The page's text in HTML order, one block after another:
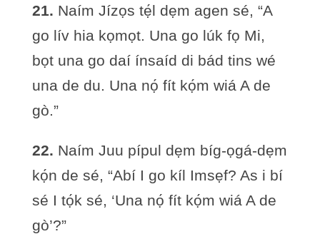
21. Naím Jízọs tẹ́l dẹm agen sé, “A
go lív hia kọmọt. Una go lúk fọ Mi,
bọt una go daí ínsaíd di bád tins wé
una de du. Una nọ́ fít kọ́m wiá A de
gò.”
22. Naím Juu pípul dẹm bíg-ọgá-dẹm
kọ́n de sé, “Abí I go kíl Imsẹf? As i bí
sé I tọ́k sé, ‘Una nọ́ fít kọ́m wiá A de
gò’?”